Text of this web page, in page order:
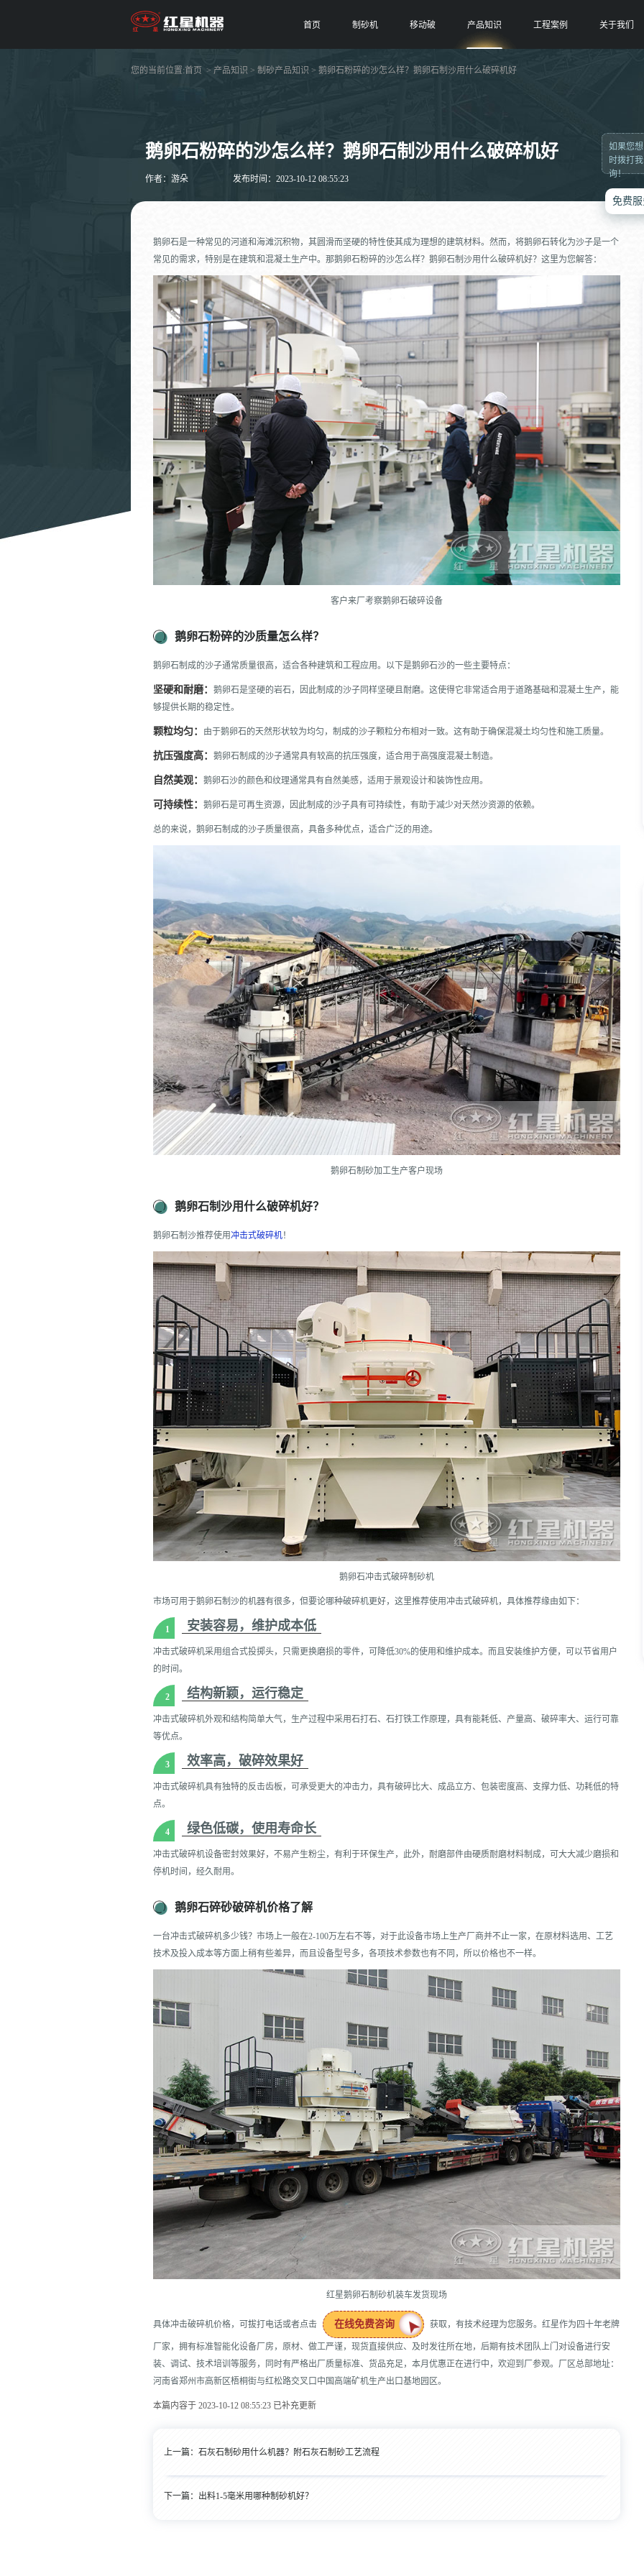
首页 制砂机 移动破 产品知识 工程案例 关于我们
您的当前位置:首页 > 产品知识 > 制砂产品知识 > 鹅卵石粉碎的沙怎么样？鹅卵石制沙用什么破碎机好
鹅卵石粉碎的沙怎么样？鹅卵石制沙用什么破碎机好
作者：游朵 发布时间：2023-10-12 08:55:23
鹅卵石是一种常见的河道和海滩沉积物，其圆滑而坚硬的特性使其成为理想的建筑材料。然而，将鹅卵石转化为沙子是一个
常见的需求，特别是在建筑和混凝土生产中。那鹅卵石粉碎的沙怎么样？鹅卵石制沙用什么破碎机好？这里为您解答：
客户来厂考察鹅卵石破碎设备
鹅卵石粉碎的沙质量怎么样？
鹅卵石制成的沙子通常质量很高，适合各种建筑和工程应用。以下是鹅卵石沙的一些主要特点：
坚硬和耐磨： 鹅卵石是坚硬的岩石，因此制成的沙子同样坚硬且耐磨。这使得它非常适合用于道路基础和混凝土生产，能
够提供长期的稳定性。
颗粒均匀： 由于鹅卵石的天然形状较为均匀，制成的沙子颗粒分布相对一致。这有助于确保混凝土均匀性和施工质量。
抗压强度高： 鹅卵石制成的沙子通常具有较高的抗压强度，适合用于高强度混凝土制造。
自然美观： 鹅卵石沙的颜色和纹理通常具有自然美感，适用于景观设计和装饰性应用。
可持续性： 鹅卵石是可再生资源，因此制成的沙子具有可持续性，有助于减少对天然沙资源的依赖。
总的来说，鹅卵石制成的沙子质量很高，具备多种优点，适合广泛的用途。
鹅卵石制砂加工生产客户现场
鹅卵石制沙用什么破碎机好？
鹅卵石制沙推荐使用冲击式破碎机！
鹅卵石冲击式破碎制砂机
市场可用于鹅卵石制沙的机器有很多，但要论哪种破碎机更好，这里推荐使用冲击式破碎机，具体推荐缘由如下：
1 安装容易，维护成本低
冲击式破碎机采用组合式投掷头，只需更换磨损的零件，可降低30%的使用和维护成本。而且安装维护方便，可以节省用户
的时间。
2 结构新颖，运行稳定
冲击式破碎机外观和结构简单大气，生产过程中采用石打石、石打铁工作原理，具有能耗低、产量高、破碎率大、运行可靠
等优点。
3 效率高，破碎效果好
冲击式破碎机具有独特的反击齿板，可承受更大的冲击力，具有破碎比大、成品立方、包装密度高、支撑力低、功耗低的特
点。
4 绿色低碳，使用寿命长
冲击式破碎机设备密封效果好，不易产生粉尘，有利于环保生产，此外，耐磨部件由硬质耐磨材料制成，可大大减少磨损和
停机时间，经久耐用。
鹅卵石碎砂破碎机价格了解
一台冲击式破碎机多少钱？市场上一般在2-100万左右不等，对于此设备市场上生产厂商并不止一家，在原材料选用、工艺
技术及投入成本等方面上稍有些差异，而且设备型号多，各项技术参数也有不同，所以价格也不一样。
红星鹅卵石制砂机装车发货现场
具体冲击破碎机价格，可拔打电话或者点击 在线免费咨询 获取，有技术经理为您服务。红星作为四十年老牌
厂家，拥有标准智能化设备厂房，原材、做工严谨，现货直接供应、及时发往所在地，后期有技术团队上门对设备进行安
装、调试、技术培训等服务，同时有严格出厂质量标准、货品充足，本月优惠正在进行中，欢迎到厂参观。厂区总部地址：
河南省郑州市高新区梧桐街与红松路交叉口中国高端矿机生产出口基地园区。
本篇内容于 2023-10-12 08:55:23 已补充更新
上一篇： 石灰石制砂用什么机器？附石灰石制砂工艺流程
下一篇： 出料1-5毫米用哪种制砂机好？
免费服
如果您
时拨打
询！